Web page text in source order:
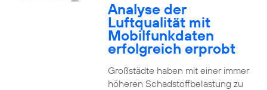
Analyse der
Luftqualität mit
Mobilfunkdaten
erfolgreich erprobt
Großstädte haben mit einer immer
höheren Schadstoffbelastung zu